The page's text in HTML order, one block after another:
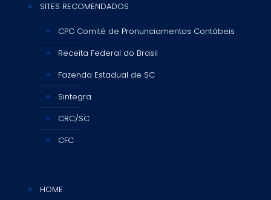
SITES RECOMENDADOS
CPC Comitê de Pronunciamentos Contábeis
Receita Federal do Brasil
Fazenda Estadual de SC
Sintegra
CRC/SC
CFC
HOME